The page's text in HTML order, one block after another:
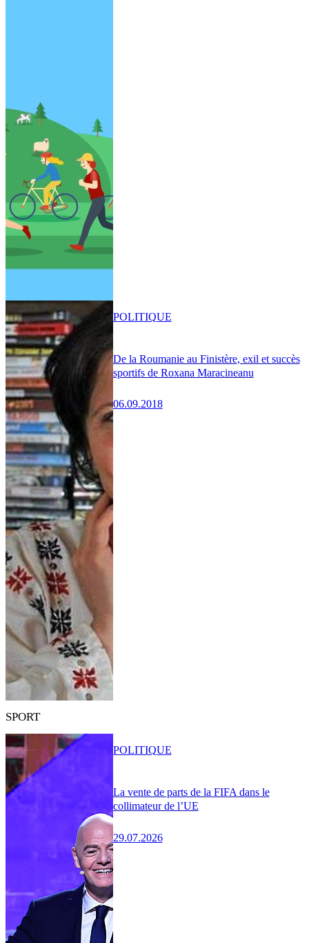
De la Roumanie au Finistère, exil et succès
sportifs de Roxana Maracineanu
06.09.2018
POLITIQUE
SPORT
La vente de parts de la FIFA dans le
collimateur de l’UE
29.07.2026
POLITIQUE